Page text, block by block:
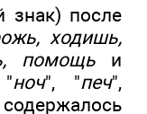
знак) после
ходишь,
помощьи
ноч", "печ",